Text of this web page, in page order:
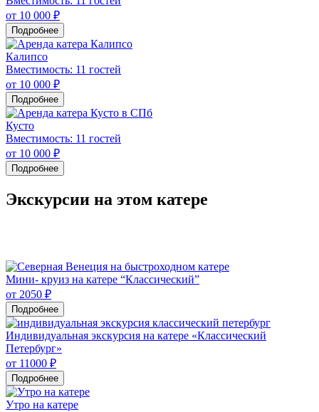
от 10 000 ₽
Подробнее
Калипсо
Вместимость: 11 гостей
от 10 000 ₽
Подробнее
Кусто
Вместимость: 11 гостей
от 10 000 ₽
Подробнее
Экскурсии на этом катере
Мини- круиз на катере “Классический”
от 2050 ₽
Подробнее
Индивидуальная экскурсия на катере «Классический
Петербург»
от 11000 ₽
Подробнее
Утро на катере